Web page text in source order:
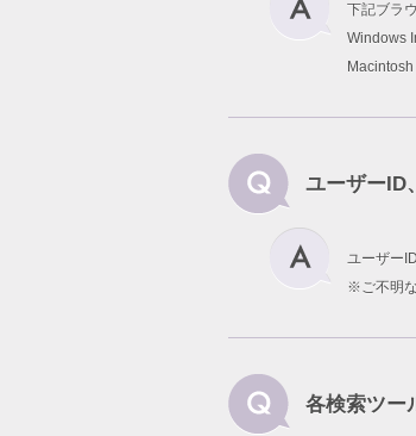
下記ブラ
Windows
ユーザーID
ユーザー
※ご不明
各検索ツー